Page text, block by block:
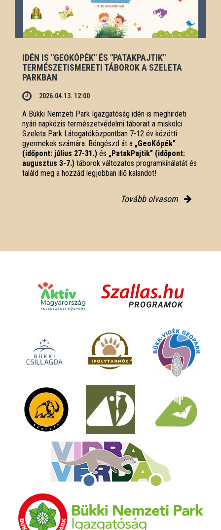
IDÉN IS "GEOKÓPÉK" ÉS "PATAKPAJTIK"
TERMÉSZETISMERETI TÁBOROK A SZELETA
PARKBAN
2026.04.13. 12:00
A Bükki Nemzeti Park Igazgatóság idén is meghirdeti
nyári napközis természetvédelmi táborait a miskolci
Szeleta Park Látogatóközpontban 7-12 év közötti
gyermekek számára. Böngészd át a „GeoKópék”
(időpont: július 27-31.) és „PatakPajtik” (időpont:
augusztus 3-7.) táborok változatos programkínálatát és
találd meg a hozzád legjobban illő kalandot!
Tovább olvasom